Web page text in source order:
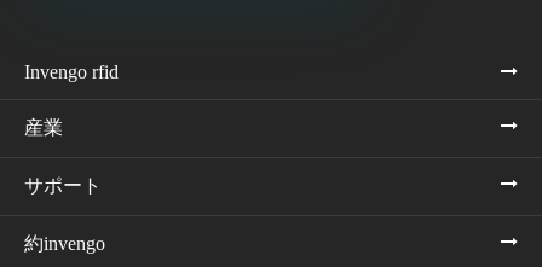
Invengo rfid
産業
サポート
約invengo